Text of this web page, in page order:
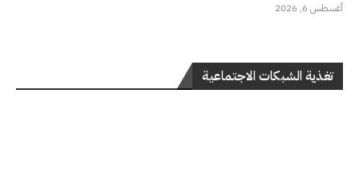
أغسطس 6, 2026
تغذية الشبكات الاجتماعية